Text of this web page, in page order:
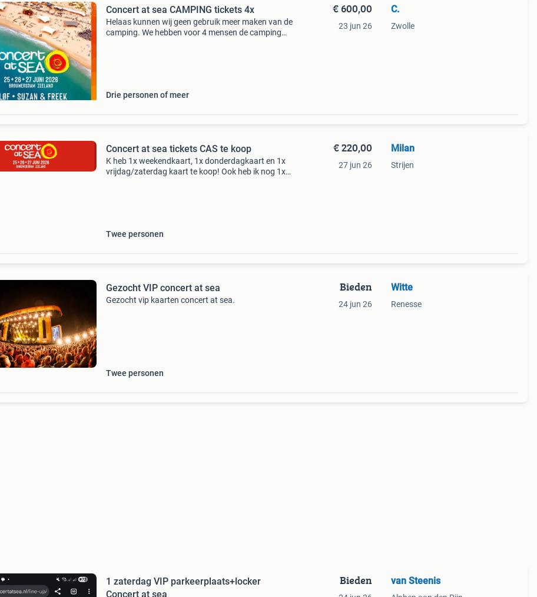
Concert at sea CAMPING tickets 4x
Helaas kunnen wij geen gebruik meer maken van de
camping. We hebben voor 4 mensen de camping
Drie personen of meer
€ 600,00
23 jun 26
C.
Zwolle
Concert at sea tickets CAS te koop
K heb 1x weekendkaart, 1x donderdagkaart en 1x
vrijdag/zaterdag kaart te koop! Ook heb ik nog 1x
Twee personen
€ 220,00
27 jun 26
Milan
Strijen
Gezocht VIP concert at sea
Gezocht vip kaarten concert at sea.
Twee personen
Bieden
24 jun 26
Witte
Renesse
1 zaterdag VIP parkeerplaats+locker
Concert at sea
Bieden van Steenis